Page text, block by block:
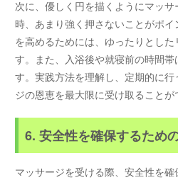
次に、優しく円を描くようにマッ
時、あまり強く押さないことがポ
を高めるためには、ゆったりとし
す。また、入浴後や就寝前の時間
す。実践方法を理解し、定期的に
ジの恩恵を最大限に受け取ることが
6. 安全性を確保するため
マッサージを受ける際、安全性を